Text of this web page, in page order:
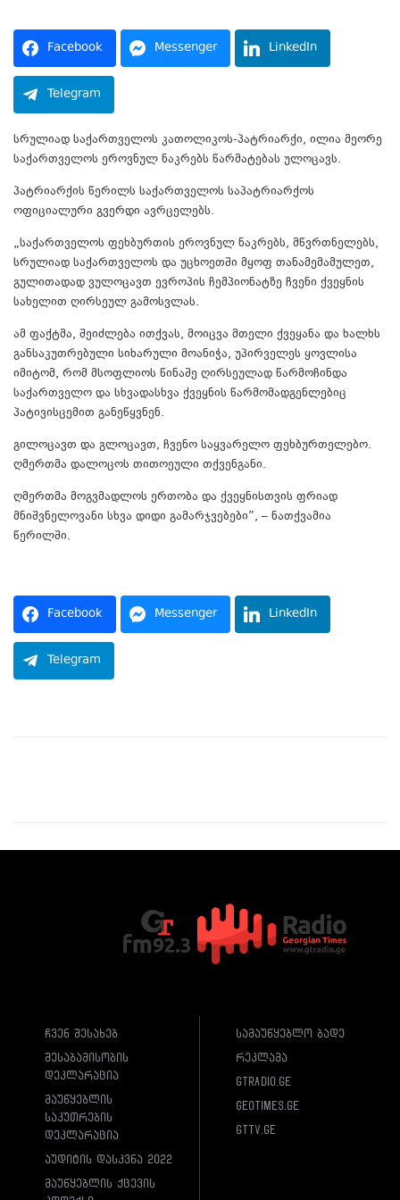
Facebook Messenger LinkedIn
Telegram
სრულიად საქართველოს კათოლიკოს-პატრიარქი, ილია მეორე
საქართველოს ეროვნულ ნაკრებს წარმატებას ულოცავს.
პატრიარქის წერილს საქართველოს საპატრიარქოს
ოფიციალური გვერდი ავრცელებს.
„საქართველოს ფეხბურთის ეროვნულ ნაკრებს, მწვრთნელებს,
სრულიად საქართველოს და უცხოეთში მყოფ თანამემამულეთ,
გულითადად ვულოცავთ ევროპის ჩემპიონატზე ჩვენი ქვეყნის
სახელით ღირსეულ გამოსვლას.
ამ ფაქტმა, შეიძლება ითქვას, მოიცვა მთელი ქვეყანა და ხალხს
განსაკუთრებული სიხარული მოანიჭა, უპირველეს ყოვლისა
იმიტომ, რომ მსოფლიოს წინაშე ღირსეულად წარმოჩინდა
საქართველო და სხვადასხვა ქვეყნის წარმომადგენლებიც
პატივისცემით განეწყვნენ.
გილოცავთ და გლოცავთ, ჩვენო საყვარელო ფეხბურთელებო.
ღმერთმა დალოცოს თითოეული თქვენგანი.
ღმერთმა მოგვმადლოს ერთობა და ქვეყნისთვის ფრიად
მნიშვნელოვანი სხვა დიდი გამარჯვებები”, – ნათქვამია
წერილში.
Facebook Messenger LinkedIn
Telegram
ჩვენ შესახებ
შესაბამისობის
დეკლარაცია
მაუწყებლის
საკუთრების
დეკლარაცია
აუდიტის დასკვნა 2022
მაუწყებლის ქცევის
სამაუწყებლო ბადე
რეკლამა
gtradio.ge
geotimes.ge
gttv.ge